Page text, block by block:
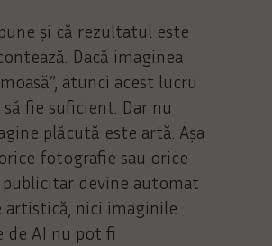
și că rezultatul este
Dacă imaginea
atunci acest lucru
fie suficient. Dar nu
plăcută este artă. Așa
fotografie sau orice
devine automat
artistică, nici imaginile
de AI nu pot fi